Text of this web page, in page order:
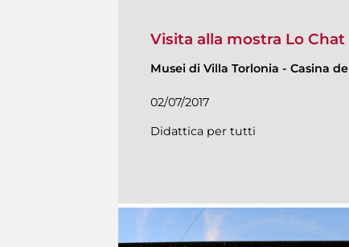
Visita alla mostra Lo
Musei di Villa Torlonia - Casina
02/07/2017
Didattica per tutti